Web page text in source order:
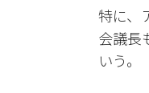
特に、
会議長
いう。